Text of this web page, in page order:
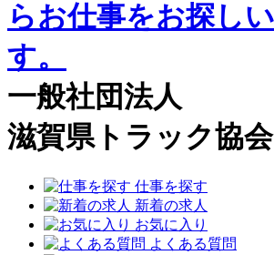
一般社団法人
滋賀県トラック協会
仕事を探す
新着の求人
お気に入り
よくある質問